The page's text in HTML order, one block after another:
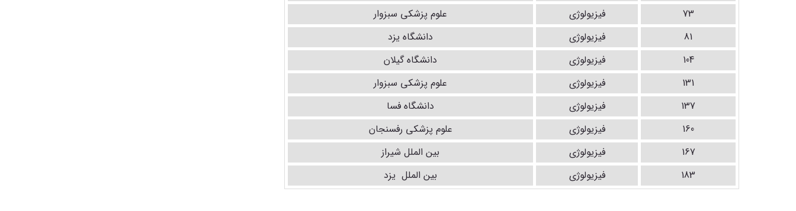
73
فیزیولوژی
علوم پزشکی سبزوار
81
فیزیولوژی
دانشگاه یزد
104
فیزیولوژی
دانشگاه گیلان
131
فیزیولوژی
علوم پزشکی سبزوار
137
فیزیولوژی
دانشگاه فسا
160
فیزیولوژی
علوم پزشکی رفسنجان
167
فیزیولوژی
بین الملل شیراز
183
فیزیولوژی بین الملل یزد